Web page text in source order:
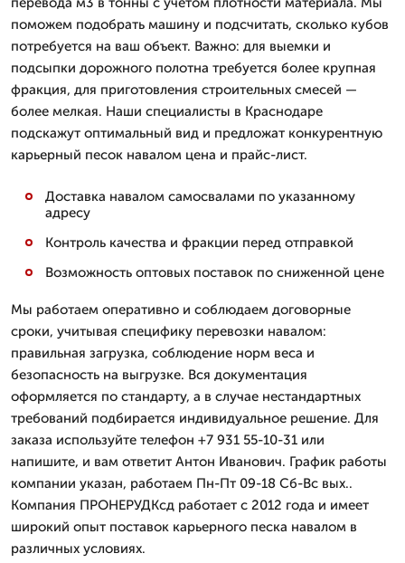
поможем подобрать машину и подсчитать, сколько кубов
потребуется на ваш объект. Важно: для выемки и
подсыпки дорожного полотна требуется более крупная
фракция, для приготовления строительных смесей —
более мелкая. Наши специалисты в Краснодаре
подскажут оптимальный вид и предложат конкурентную
карьерный песок навалом цена и прайс-лист.
Доставка навалом самосвалами по указанному
адресу
Контроль качества и фракции перед отправкой
Возможность оптовых поставок по сниженной цене
Мы работаем оперативно и соблюдаем договорные
сроки, учитывая специфику перевозки навалом:
правильная загрузка, соблюдение норм веса и
безопасность на выгрузке. Вся документация
оформляется по стандарту, а в случае нестандартных
требований подбирается индивидуальное решение. Для
заказа используйте телефон +7 931 55-10-31 или
напишите, и вам ответит Антон Иванович. График работы
компании указан, работаем Пн-Пт 09-18 Сб-Вс вых..
Компания ПРОНЕРУДКсд работает с 2012 года и имеет
широкий опыт поставок карьерного песка навалом в
различных условиях.